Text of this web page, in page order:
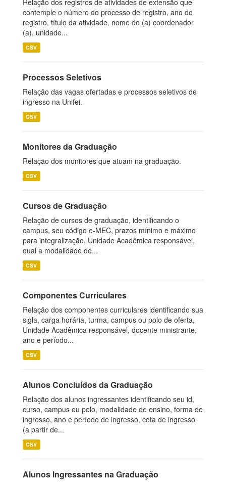
Relação dos registros de atividades de extensão que
contemple o número do processo de registro, ano do
registro, título da atividade, nome do (a) coordenador
(a), unidade...
CSV
Processos Seletivos
Relação das vagas ofertadas e processos seletivos de
ingresso na Unifei.
CSV
Monitores da Graduação
Relação dos monitores que atuam na graduação.
CSV
Cursos de Graduação
Relação de cursos de graduação, identificando o
campus, seu código e-MEC, prazos mínimo e máximo
para integralização, Unidade Acadêmica responsável,
qual a modalidade de...
CSV
Componentes Curriculares
Relação dos componentes curriculares identificando sua
sigla, carga horária, turma, campus ou polo de oferta,
Unidade Acadêmica responsável, docente ministrante,
ano e período...
CSV
Alunos Concluídos da Graduação
Relação dos alunos ingressantes identificando seu id,
curso, campus ou polo, modalidade de ensino, forma de
ingresso, ano e período de ingresso, cota de ingresso
(a partir de...
CSV
Alunos Ingressantes na Graduação